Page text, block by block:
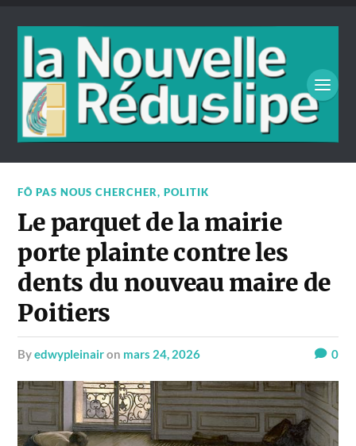
FÔ PAS NOUS CHERCHER,POLITIK
Le parquet de la mairie
porte plainte contre les
dents du nouveau maire de
Poitiers
byedwypleinairon mars 24, 2026 0